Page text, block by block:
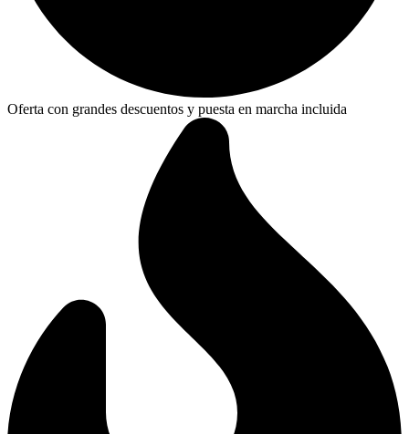
Oferta con grandes descuentos y puesta en marcha incluida